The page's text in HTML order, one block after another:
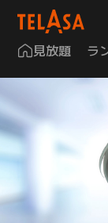
見放題 ラ